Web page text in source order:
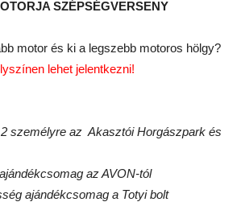
SZÉPSÉGVERSENY
motor és ki a legszebb motoros hölgy?
lehet jelentkezni!
személyre az Akasztói Horgászpark és
az AVON-tól
ajándékcsomag a Totyi bolt